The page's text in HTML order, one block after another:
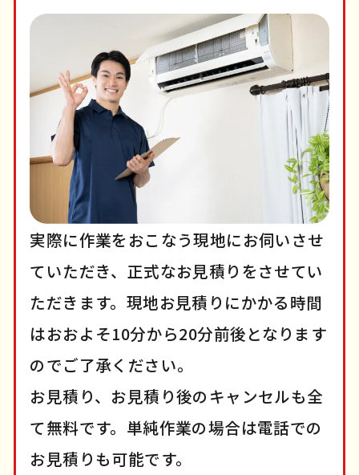
実際に作業をおこなう現地にお伺いさせ
ていただき、正式なお見積りをさせてい
ただきます。現地お見積りにかかる時間
はおおよそ10分から20分前後となります
のでご了承ください。
お見積り、お見積り後のキャンセルも全
て無料です。単純作業の場合は電話での
お見積りも可能です。